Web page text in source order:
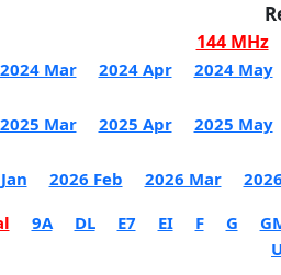
144 MHz
2024 Mar 2024 Apr 2024 May
2025 Mar 2025 Apr 2025 May
2026 Feb 2026 Mar
9A DL E7 EI F G